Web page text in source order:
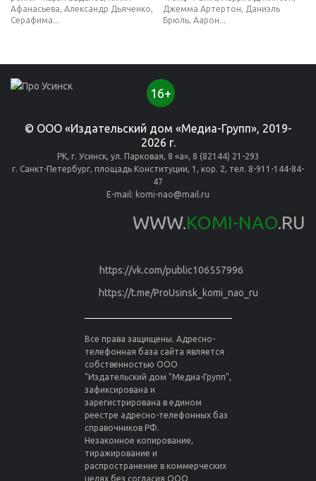
Афанасьева, Александр Дьяченко,
Серафима...
Джемма Артертон, Даниэль
Брюль, Аарон...
16+
© ООО «Издательский дом «Медиа-Групп», 2019-
2026 г.
РК, г. Усинск, ул. Парковая, 8 «а», 8 (82144) 21-293
г. Санкт-Петербург, площадь Конституции, 1, кор. 2, тел. 8-911-144-84-
47
E-mail: komi-nao@mail.ru
WWW.KOMI-NAO.RU
https://vk.com/public106557996
https://t.me/ProUsinsk_komi_nao_ru
Все права защищены. Адресно-
телефонная база сайта является
собственностью ООО
"Издательский дом "Медиа-Групп",
зафиксирована и
зарегистрирована в едином
реестре адресно-телефонных баз
справочников РФ.
Незаконное копирование,
тиражирование и
распространение в коммерческих
целях без согласия ООО